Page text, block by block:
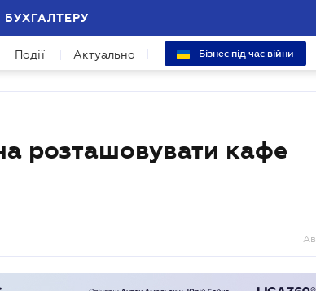
БУХГАЛТЕРУ
Події Актуально Бізнес під час війни
розташовувати кафе